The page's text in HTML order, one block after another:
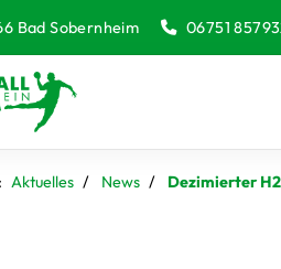
Bad Sobernheim 06751
Aktuelles News Dezimierter